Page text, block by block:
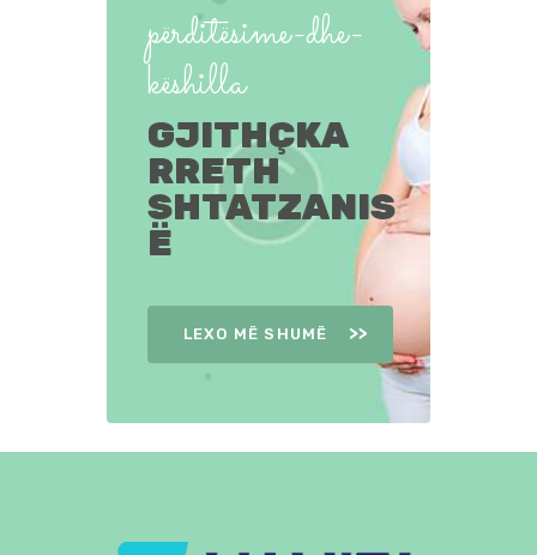
përditësime-dhe-
këshilla
GJITHÇKA
RRETH
SHTATZANIS
Ë
LEXO MË SHUMË